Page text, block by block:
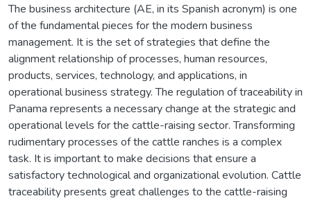
The business architecture (AE, in its Spanish acronym) is one
of the fundamental pieces for the modern business
management. It is the set of strategies that define the
alignment relationship of processes, human resources,
products, services, technology, and applications, in
operational business strategy. The regulation of traceability in
Panama represents a necessary change at the strategic and
operational levels for the cattle-raising sector. Transforming
rudimentary processes of the cattle ranches is a complex
task. It is important to make decisions that ensure a
satisfactory technological and organizational evolution. Cattle
traceability presents great challenges to the cattle-raising